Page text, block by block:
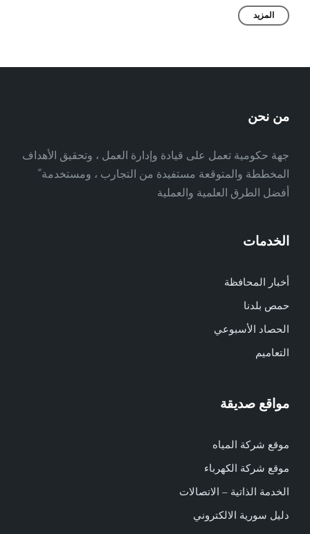
المزيد
من نحن
جهة حكومية تعمل على قيادة وإدارة العمل ، وتحقيق الأهداف
المخططة والمتوقعة مستفيدة من التجارب ، ومستخدمة ً
أفضل الطرق العلمية والعملية
الخدمات
أخبار المحافظة
حمص بلدنا
الحصاد الأسبوعي
التعاميم
مواقع صديقة
موقع شركة المياه
موقع شركة الكهرباء
الخدمة الذاتية – الاتصالات
دليل سورية الالكتروني